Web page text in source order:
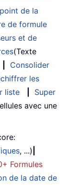
de la
de formule
et de
(Texte
Consolider
les
liste
Super
avec une
, ...)
Formules
de la date de